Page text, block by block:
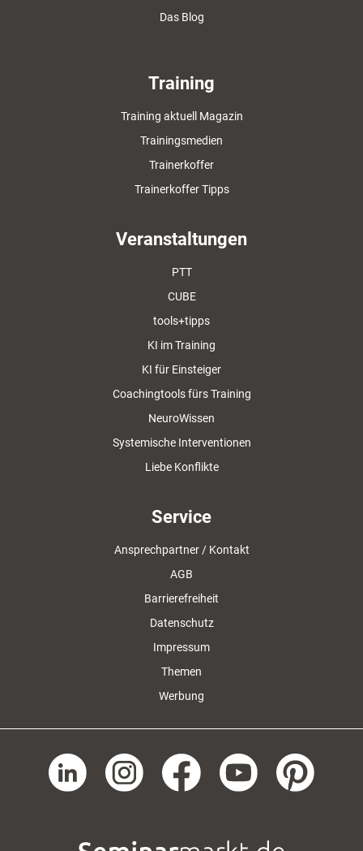
Das Blog
Training
Training aktuell Magazin
Trainingsmedien
Trainerkoffer
Trainerkoffer Tipps
Veranstaltungen
PTT
CUBE
tools+tipps
KI im Training
KI für Einsteiger
Coachingtools fürs Training
NeuroWissen
Systemische Interventionen
Liebe Konflikte
Service
Ansprechpartner / Kontakt
AGB
Barrierefreiheit
Datenschutz
Impressum
Themen
Werbung